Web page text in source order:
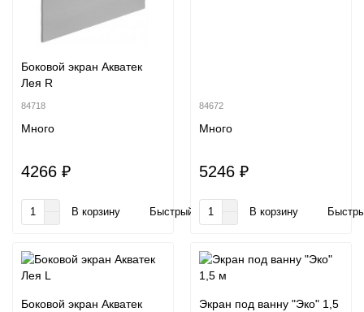
Боковой экран Акватек
Лея R
84718
Много
4266 ₽
В корзину Быстрый заказ
84672
Много
5246 ₽
В корзину
Боковой экран Акватек
Экран под ванну "Эко" 1,5